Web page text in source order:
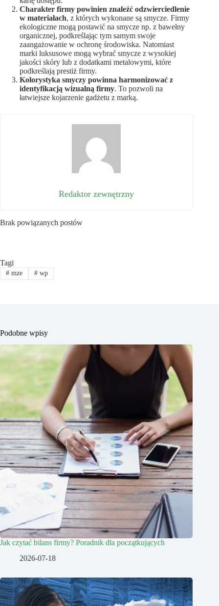
Charakter firmy powinien znaleźć odzwierciedlenie
w materiałach, z których wykonane są smycze. Firmy
ekologiczne mogą postawić na smycze np. z bawełny
organicznej, podkreślając tym samym swoje
zaangażowanie w ochronę środowiska. Natomiast
marki luksusowe mogą wybrać smycze z wysokiej
jakości skóry lub z dodatkami metalowymi, które
podkreślają prestiż firmy.
Kolorystyka smyczy powinna harmonizować z
identyfikacją wizualną firmy. To pozwoli na
łatwiejsze kojarzenie gadżetu z marką.
Redaktor zewnętrzny
Brak powiązanych postów
Tagi
#mze #wp
Podobne wpisy
Jak czytać bilans firmy? Poradnik dla początkujących
2026-07-18